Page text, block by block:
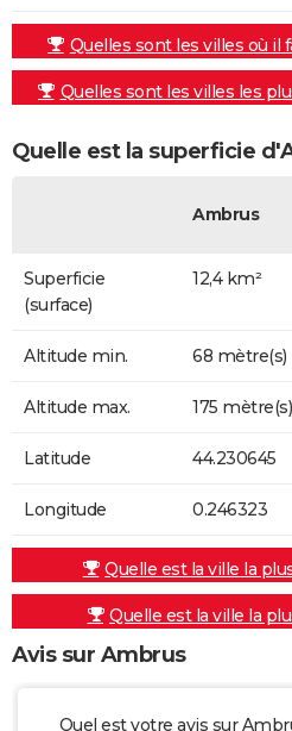
Quelles sont les villes où il
Quelles sont les villes les
Quelle est la superficie
Ambrus
Superficie
(surface)
12,4 km²
Altitude min. 68 mètre(s)
Altitude max. 175 mètre(s)
Latitude 44.230645
Longitude 0.246323
Quelle est la ville la
Quelle est la ville la
Avis sur Ambrus
Quel est votre avis sur